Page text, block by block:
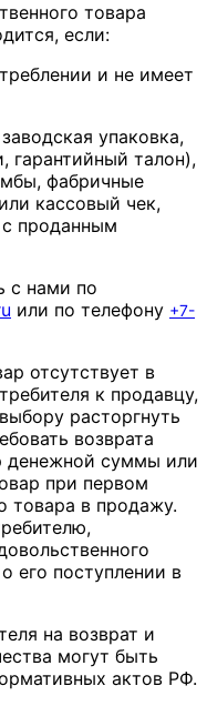
товара
если:
и не имеет
упаковка,
гарантийный талон),
фабричные
кассовый чек,
проданным
с нами по
или по телефону +7-
отсутствует в
к продавцу,
расторгнуть
возврата
денежной суммы или
при первом
товара в продажу.
его поступлении в
на возврат и
могут быть
актов РФ.